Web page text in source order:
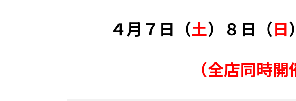
４月７日（土）８日（日
（全店同時開